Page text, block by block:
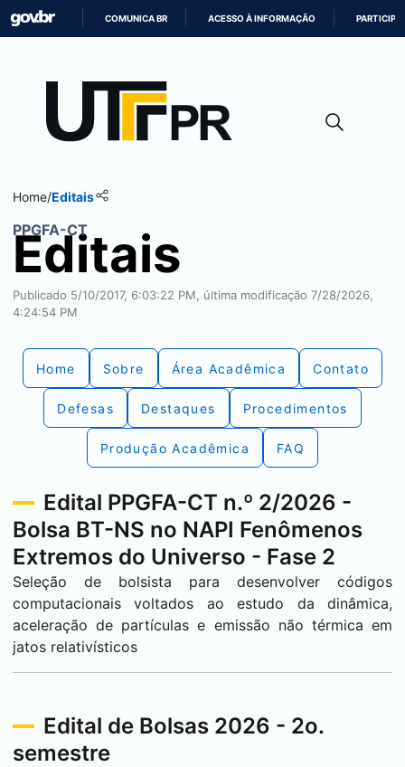
CONTEÚDO
COMUNICA BR ACESSO À INFORMAÇÃO PARTICIPE
Home/Editais
PPGFA-CT
Editais
Publicado 5/10/2017, 6:03:22 PM, última modificação 7/28/2026,
4:24:54 PM
Home Sobre Área Acadêmica Contato
Defesas Destaques Procedimentos
Produção Acadêmica FAQ
Edital PPGFA-CT n.º 2/2026 -
Bolsa BT-NS no NAPI Fenômenos
Extremos do Universo - Fase 2
Seleção de bolsista para desenvolver códigos
computacionais voltados ao estudo da dinâmica,
aceleração de partículas e emissão não térmica em
jatos relativísticos
Edital de Bolsas 2026 - 2o.
semestre